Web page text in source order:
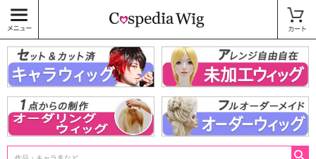
〜
商品タグ
キャラウィッグ
未加工ウィッグ
ベースウィッグ
衣装
SALE中